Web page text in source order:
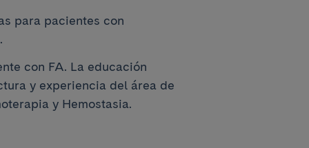
para pacientes con
con FA. La educación
y experiencia del área de
y Hemostasia.